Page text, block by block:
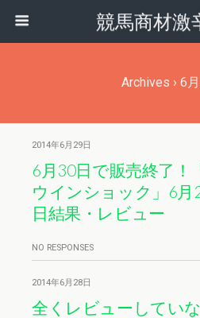
競馬商材激
Archives › 6
2014年6月29日
6月30日で販売終了！
ウインショック」6月
日結果・レビュー
NO RESPONSES
2014年6月28日
全くレビューしてい